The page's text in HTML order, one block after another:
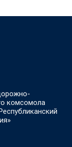
комсомола